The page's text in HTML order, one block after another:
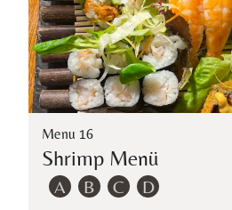
Menu 16
Shrimp Menü
A B C D